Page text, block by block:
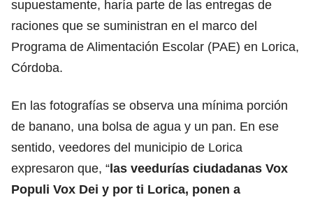
supuestamente, haría parte de las entregas de
raciones que se suministran en el marco del
Programa de Alimentación Escolar (PAE) en Lorica,
Córdoba.
En las fotografías se observa una mínima porción
de banano, una bolsa de agua y un pan. En ese
sentido, veedores del municipio de Lorica
expresaron que, “las veedurías ciudadanas Vox
Populi Vox Dei y por ti Lorica, ponen a